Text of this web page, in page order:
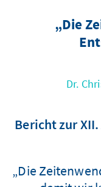
„Die
Dr.
Bericht zur
„Die